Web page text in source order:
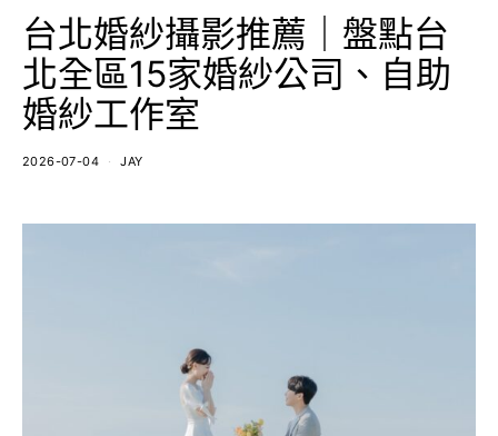
台北婚紗攝影推薦｜盤點台
北全區15家婚紗公司、自助
婚紗工作室
2026-07-04 JAY